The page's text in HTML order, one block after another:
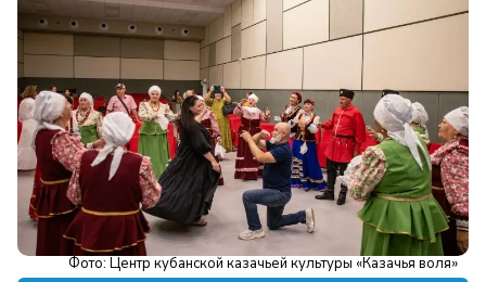
Фото: Центр кубанской казачьей культуры «Казачья воля»